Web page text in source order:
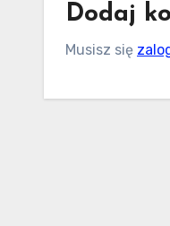
Dodaj
Musisz się